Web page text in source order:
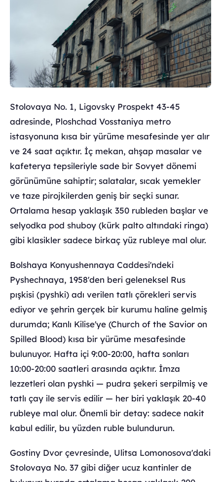
Stolovaya No. 1, Ligovsky Prospekt 43-45
adresinde, Ploshchad Vosstaniya metro
istasyonuna kısa bir yürüme mesafesinde yer alır
ve 24 saat açıktır. İç mekan, ahşap masalar ve
kafeterya tepsileriyle sade bir Sovyet dönemi
görünümüne sahiptir; salatalar, sıcak yemekler
ve taze pirojkilerden geniş bir seçki sunar.
Ortalama hesap yaklaşık 350 rubleden başlar ve
selyodka pod shuboy (kürk palto altındaki ringa)
gibi klasikler sadece birkaç yüz rubleye mal olur.
Bolshaya Konyushennaya Caddesi'ndeki
Pyshechnaya, 1958'den beri geleneksel Rus
pışkisi (pyshki) adı verilen tatlı çörekleri servis
ediyor ve şehrin gerçek bir kurumu haline gelmiş
durumda; Kanlı Kilise'ye (Church of the Savior on
Spilled Blood) kısa bir yürüme mesafesinde
bulunuyor. Hafta içi 9:00-20:00, hafta sonları
10:00-20:00 saatleri arasında açıktır. İmza
lezzetleri olan pyshki — pudra şekeri serpilmiş ve
tatlı çay ile servis edilir — her biri yaklaşık 20-40
rubleye mal olur. Önemli bir detay: sadece nakit
kabul edilir, bu yüzden ruble bulundurun.
Gostiny Dvor çevresinde, Ulitsa Lomonosova'daki
Stolovaya No. 37 gibi diğer ucuz kantinler de